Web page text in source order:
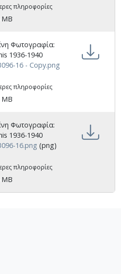
πληροφορίες
Φωτογραφία:
1936-1940
16 - Copy.png
πληροφορίες
Φωτογραφία:
1936-1940
16.png (png)
πληροφορίες